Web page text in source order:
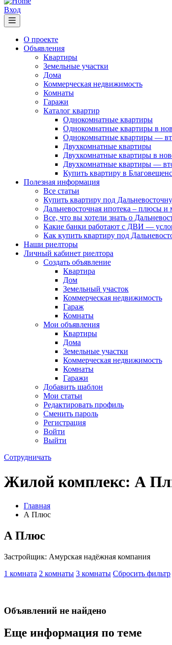
Вход
О проекте
Объявления
Квартиры
Земельные участки
Дома
Коммерческая недвижимость
Комнаты
Гаражи
Каталог квартир
Однокомнатные квартиры
Однокомнатные квартиры в
Однокомнатные квартиры —
Двухкомнатные квартиры
Двухкомнатные квартиры в
Двухкомнатные квартиры —
Купить квартиру в
Полезная информация
Все статьи
Купить квартиру под
Дальневосточная ипотека – плюсы
Все, что вы хотели знать о
Какие банки работают с ДВИ —
Как купить квартиру под
Наши риелторы
Личный кабинет риелтора
Cоздать объявление
Квартира
Дом
Земельный участок
Коммерческая недвижимость
Гараж
Комнаты
Мои объявления
Квартиры
Дома
Земельные участки
Коммерческая недвижимость
Комнаты
Гаражи
Добавить шаблон
Мои статьи
Редактировать профиль
Сменить пароль
Регистрация
Войти
Выйти
Сотрудничать
Жилой комплекс: А
Главная
А Плюс
А Плюс
Застройщик: Амурская надёжная компания
1 комната 2 комнаты 3 комнаты Сбросить фильтр
Объявлений не найдено
Еще информация по теме